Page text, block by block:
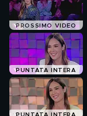
PROSSIMO VIDEO
PUNTATA INTERA